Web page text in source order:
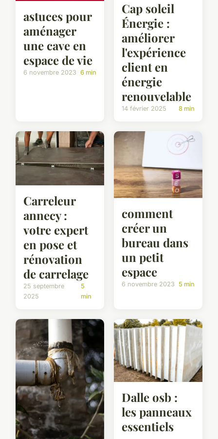
astuces pour
aménager
une cave en
espace de vie
6 novembre 2023 6 min
Cap soleil
Énergie :
améliorer
l'expérience
client en
énergie
renouvelable
14 février 2025 8 min
Carreleur
annecy :
votre expert
en pose et
rénovation
de carrelage
25 septembre
2025
5
min
comment
créer un
bureau dans
un petit
espace
6 novembre 2023 5 min
Dalle osb :
les panneaux
essentiels